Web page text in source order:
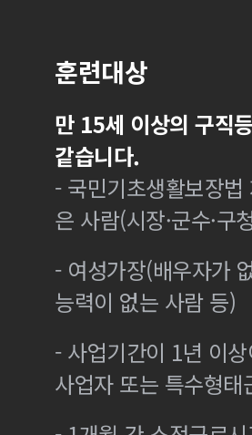
훈련대상
만 15세 이상의 구직
같습니다.
- 국민기초생활보장
은 사람(시장·군수·
- 여성가장(배우자가
능력이 없는 사람 등)
- 사업기간이 1년 이
사업자 또는 특수형태